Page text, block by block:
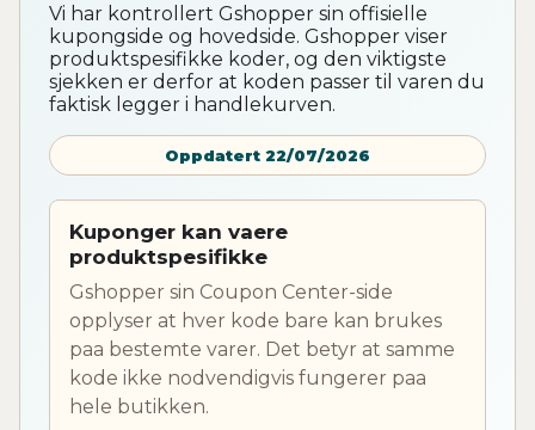
Vi har kontrollert Gshopper sin offisielle
kupongside og hovedside. Gshopper viser
produktspesifikke koder, og den viktigste
sjekken er derfor at koden passer til varen du
faktisk legger i handlekurven.
Oppdatert 22/07/2026
Kuponger kan vaere
produktspesifikke
Gshopper sin Coupon Center-side
opplyser at hver kode bare kan brukes
paa bestemte varer. Det betyr at samme
kode ikke nodvendigvis fungerer paa
hele butikken.